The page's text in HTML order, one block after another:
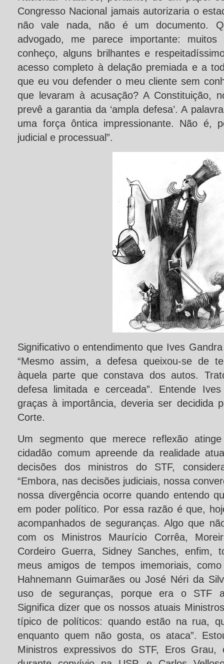
Congresso Nacional jamais autorizaria o
não vale nada, não é um documento.
advogado, me parece importante:
conheço, alguns brilhantes e
acesso completo à delação premiada e a
que eu vou defender o meu cliente sem
que levaram à acusação? A Constituição,
prevê a garantia da ‘ampla defesa’. A
uma força ôntica impressionante. Não é,
judicial e processual”.
Significativo o entendimento que Ives
“Mesmo assim, a defesa queixou-se de
àquela parte que constava dos autos.
defesa limitada e cerceada”. Entende
graças à importância, deveria ser decidida
Corte.
Um segmento que merece reflexão
cidadão comum apreende da realidade
decisões dos ministros do STF,
“Embora, nas decisões judiciais, nossa
nossa divergência ocorre quando entendo
em poder político. Por essa razão é que,
acompanhados de seguranças. Algo que
com os Ministros Maurício Corrêa,
Cordeiro Guerra, Sidney Sanches, enfim,
meus amigos de tempos imemoriais,
Hahnemann Guimarães ou José Néri da
uso de seguranças, porque era o STF
Significa dizer que os nossos atuais
típico de políticos: quando estão na rua,
enquanto quem não gosta, os ataca”.
Ministros expressivos do STF, Eros